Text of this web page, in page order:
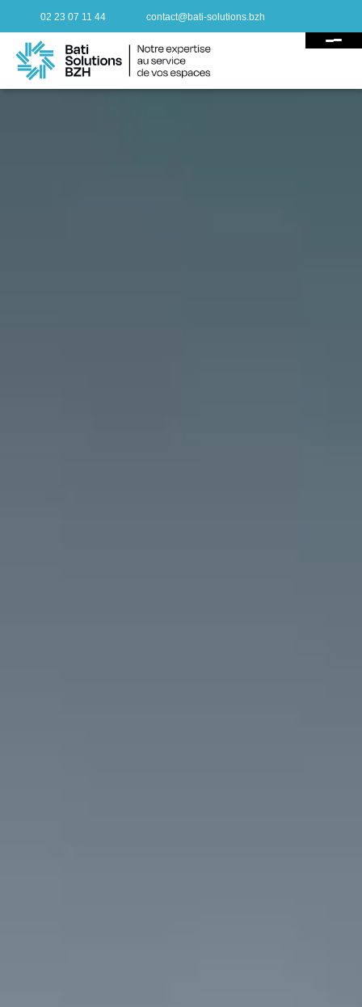
02 23 07 11 44 contact@bati-solutions.bzh